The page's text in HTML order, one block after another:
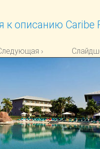
к описанию Caribe
›